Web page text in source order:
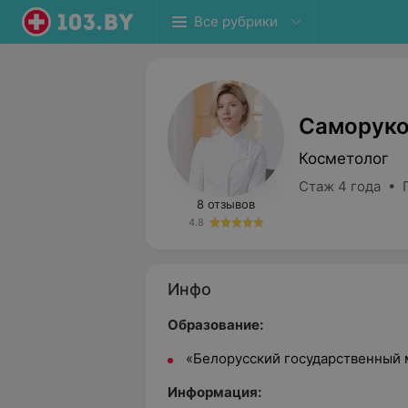
Все рубрики
8 отзывов
4.8
Косметолог
Стаж 4 года •
Инфо
Образование:
«Белорусский
Информация: